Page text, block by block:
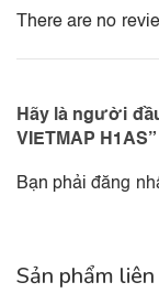
There are no
Hãy là người
VIETMAP H1AS”
Bạn phảiđăng
Sản phẩm liên